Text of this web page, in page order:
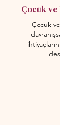
Çocuk ve
Çocuk